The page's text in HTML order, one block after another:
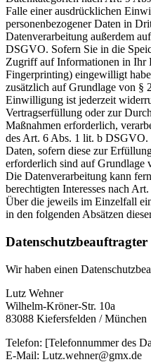
Falle einer ausdrücklichen
personenbezogener Daten in
Datenverarbeitung außerdem
DSGVO. Sofern Sie in die
Zugriff auf Informationen in Ihr
Fingerprinting) eingewilligt
zusätzlich auf Grundlage von §
Einwilligung ist jederzeit
Vertragserfüllung oder zur
Maßnahmen erforderlich,
des Art. 6 Abs. 1 lit. b DSGVO.
Daten, sofern diese zur
erforderlich sind auf
Die Datenverarbeitung kann
berechtigten Interesses nach
Über die jeweils im Einzelfall
in den folgenden Absätzen
Datenschutz­beauftragter
Wir haben einen
Lutz Wehner
Wilhelm-Kröner-Str. 10a
83088 Kiefersfelden / München
Telefon: [Telefonnummer des
E-Mail: Lutz.wehner@gmx.de